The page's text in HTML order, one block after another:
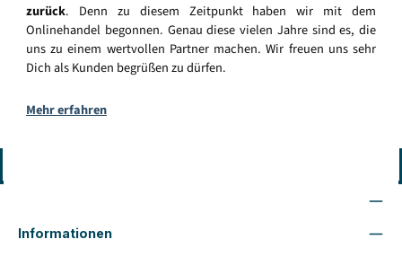
zurück. Denn zu diesem Zeitpunkt haben wir mit dem
Onlinehandel begonnen. Genau diese vielen Jahre sind es, die
uns zu einem wertvollen Partner machen. Wir freuen uns sehr
Dich als Kunden begrüßen zu dürfen.
Mehr erfahren
Informationen